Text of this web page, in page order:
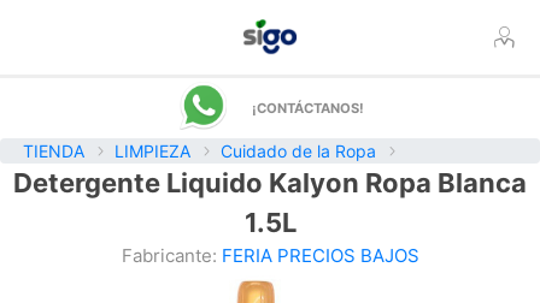
¡CONTÁCTANOS!
TIENDA LIMPIEZA Cuidado de la Ropa
Detergente Liquido Kalyon Ropa Blanca
1.5L
Fabricante: FERIA PRECIOS BAJOS